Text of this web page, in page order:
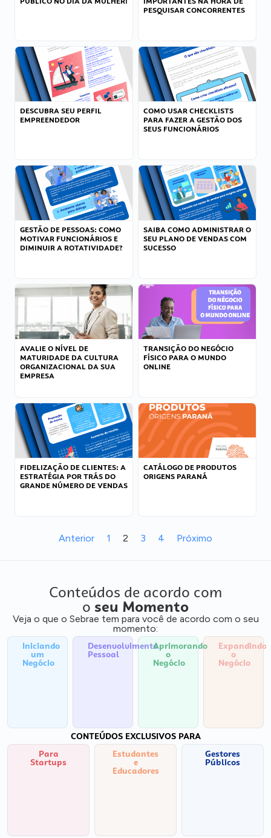
PESQUISAR CONCORRENTES
DESCUBRA SEU PERFIL
EMPREENDEDOR
COMO USAR CHECKLISTS
PARA FAZER A GESTÃO DOS
SEUS FUNCIONÁRIOS
GESTÃO DE PESSOAS: COMO
MOTIVAR FUNCIONÁRIOS E
DIMINUIR A ROTATIVIDADE?
SAIBA COMO ADMINISTRAR O
SEU PLANO DE VENDAS COM
SUCESSO
AVALIE O NÍVEL DE
MATURIDADE DA CULTURA
ORGANIZACIONAL DA SUA
EMPRESA
TRANSIÇÃO DO NEGÓCIO
FÍSICO PARA O MUNDO
ONLINE
FIDELIZAÇÃO DE CLIENTES: A
ESTRATÉGIA POR TRÁS DO
GRANDE NÚMERO DE VENDAS
CATÁLOGO DE PRODUTOS
ORIGENS PARANÁ
Anterior 1 2 3 4 Próximo
Conteúdos de acordo com
o seu Momento
Veja o que o Sebrae tem para você de acordo com o seu
momento:
Iniciando
um
Negócio
Desenvolvimento
Pessoal
Aprimorando
o
Negócio
Expandindo
o
Negócio
CONTEÚDOS EXCLUSIVOS PARA
Para
Startups
Estudantes
e
Educadores
Gestores
Públicos